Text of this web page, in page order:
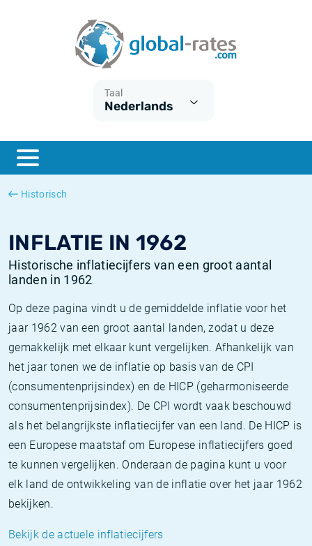
Taal
Nederlands
Historisch
INFLATIE IN 1962
Historische inflatiecijfers van een groot aantal
landen in 1962
Op deze pagina vindt u de gemiddelde inflatie voor het
jaar 1962 van een groot aantal landen, zodat u deze
gemakkelijk met elkaar kunt vergelijken. Afhankelijk van
het jaar tonen we de inflatie op basis van de CPI
(consumentenprijsindex) en de HICP (geharmoniseerde
consumentenprijsindex). De CPI wordt vaak beschouwd
als het belangrijkste inflatiecijfer van een land. De HICP is
een Europese maatstaf om Europese inflatiecijfers goed
te kunnen vergelijken. Onderaan de pagina kunt u voor
elk land de ontwikkeling van de inflatie over het jaar 1962
bekijken.
Bekijk de actuele inflatiecijfers
ESTER
SONIA
Wat is CPI inflatie?
Wat is HICP inflatie?
Nederlandse inflatie - CPI
Amerikaanse inflatie - CPI
Euribor historie
SOFR historie
TONAR historie
Inflatiecalculator